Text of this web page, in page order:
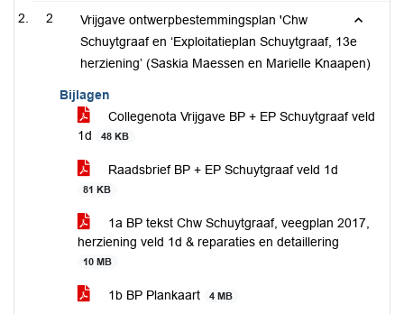
2
Vrijgave ontwerpbestemmingsplan 'Chw
Schuytgraaf en ‘Exploitatieplan Schuytgraaf, 13e
herziening’ (Saskia Maessen en Marielle Knaapen)
Bijlagen
Collegenota Vrijgave BP + EP Schuytgraaf veld
1d
48 KB
Raadsbrief BP + EP Schuytgraaf veld 1d
81 KB
1a BP tekst Chw Schuytgraaf, veegplan 2017,
herziening veld 1d & reparaties en detaillering
10 MB
1b BP Plankaart 4 MB